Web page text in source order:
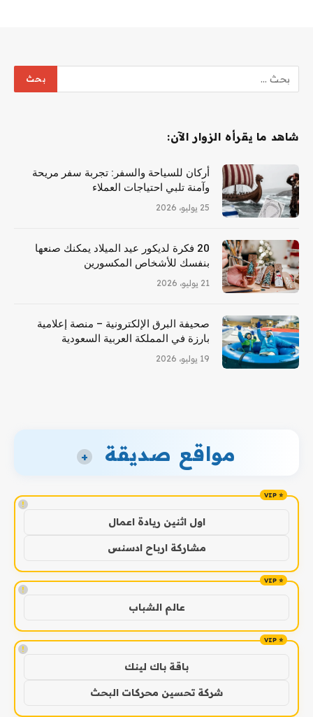
شاهد ما يقرأه الزوار الآن:
أركان للسياحة والسفر: تجربة سفر مريحة
وآمنة تلبي احتياجات العملاء
25 يوليو، 2026
20 فكرة لديكور عيد الميلاد يمكنك صنعها
بنفسك للأشخاص المكسورين
21 يوليو، 2026
صحيفة البرق الإلكترونية – منصة إعلامية
بارزة في المملكة العربية السعودية
19 يوليو، 2026
مواقع صديقة +
!
اول اثنين ريادة اعمال
مشاركة ارباح ادسنس
!
عالم الشباب
!
باقة باك لينك
شركة تحسين محركات البحث